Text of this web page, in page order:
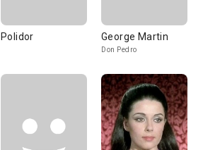
Polidor George Martin
Don Pedro